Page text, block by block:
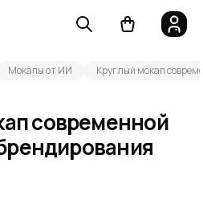
Мокапы от ИИ Круглый мокап
современной